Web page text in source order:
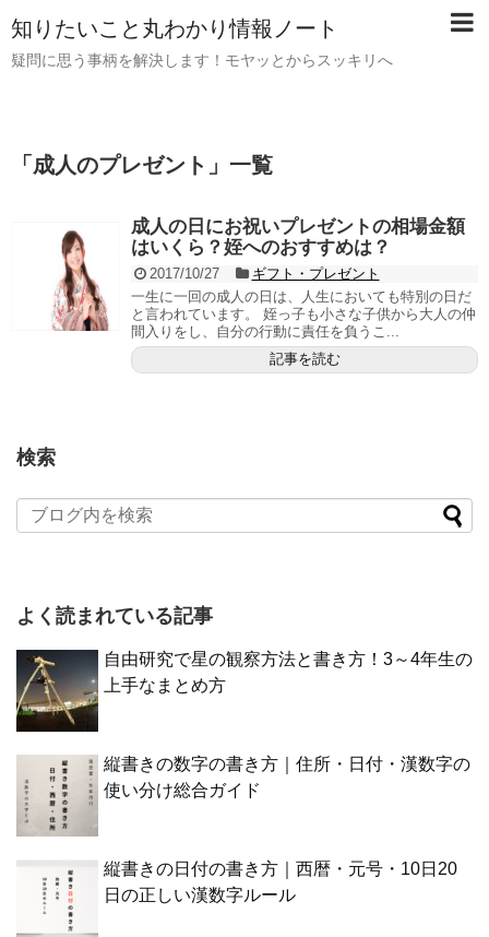
知りたいこと丸わかり情報ノート
疑問に思う事柄を解決します！モヤッとからスッキリへ
「 成人のプレゼント 」 一覧
成人の日にお祝いプレゼントの相場金額
はいくら？姪へのおすすめは？
2017/10/27
ギフト・プレゼント
一生に一回の成人の日は、人生においても特別の日だ
と言われています。 姪っ子も小さな子供から大人の仲
間入りをし、自分の行動に責任を負うこ...
記事を読む
検索
よく読まれている記事
自由研究で星の観察方法と書き方！3～4年生の
上手なまとめ方
縦書きの数字の書き方｜住所・日付・漢数字の
使い分け総合ガイド
縦書きの日付の書き方｜西暦・元号・10日20
日の正しい漢数字ルール